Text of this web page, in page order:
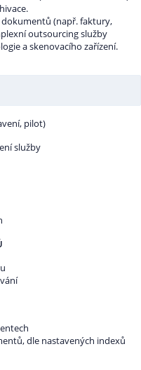
(např. faktury,
outsourcing služby
a skenovacího zařízení.
pilot)
služby
dle nastavených indexů